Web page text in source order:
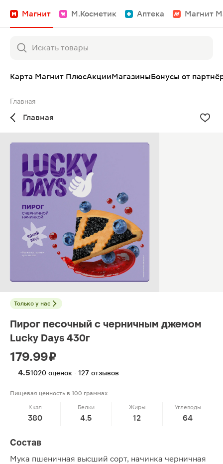
Магнит М.Косметик Аптека Магнит
Карта Магнит ПлюсАкцииМагазиныБонусы от
Главная
Главная
Только у нас
Пирог песочный с черничным джемом
Lucky Days 430г
179.99 ₽
4.51020 оценок · 127 отзывов
Пищевая ценность в 100 граммах
Ккал
380
Белки
4.5
Жиры
12
Углеводы
64
Состав
Мука пшеничная высший сорт, начинка черничная